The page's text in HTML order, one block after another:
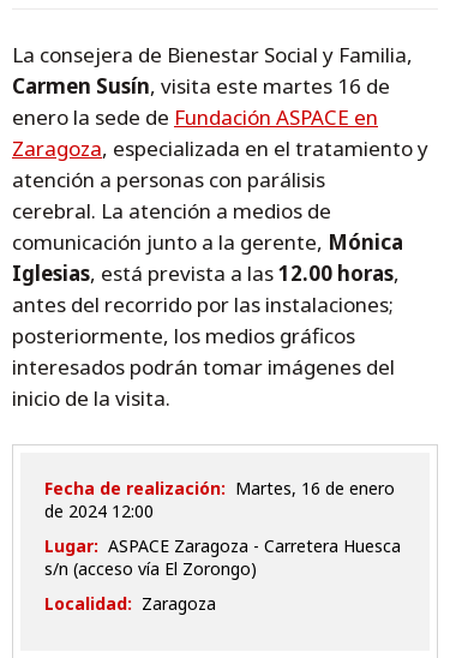
La consejera de Bienestar Social y Familia,
Carmen Susín, visita este martes 16 de
enero la sede de Fundación ASPACE en
Zaragoza, especializada en el tratamiento y
atención a personas con parálisis
cerebral. La atención a medios de
comunicación junto a la gerente, Mónica
Iglesias, está prevista a las12.00 horas,
antes del recorrido por las instalaciones;
posteriormente, los medios gráficos
interesados podrán tomar imágenes del
inicio de la visita.
Fecha de realización: martes, 16 de enero
de 2024 12:00
Lugar: ASPACE Zaragoza - Carretera Huesca
s/n (acceso vía El Zorongo)
Localidad: Zaragoza